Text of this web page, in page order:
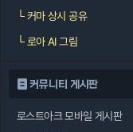
└커마 상시 공유
└로아 AI 그림
커뮤니티 게시판
로스트아크 모바일 게시판